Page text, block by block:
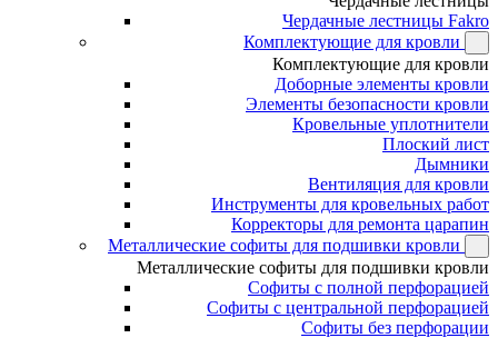
Чердачные лестницы Fakro
Комплектующие для кровли
Комплектующие для кровли
Доборные элементы кровли
Элементы безопасности кровли
Кровельные уплотнители
Плоский лист
Дымники
Вентиляция для кровли
Инструменты для кровельных работ
Корректоры для ремонта царапин
Металлические софиты для подшивки кровли
Металлические софиты для подшивки кровли
Софиты с полной перфорацией
Софиты с центральной перфорацией
Софиты без перфорации